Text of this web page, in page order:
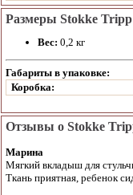
Размеры Stokke
Вес: 0,2 кг
Габариты в упаковке:
Коробка:
Отзывы о Stokke
Марина
Мягкий вкладыш для
Ткань приятная, ребенок